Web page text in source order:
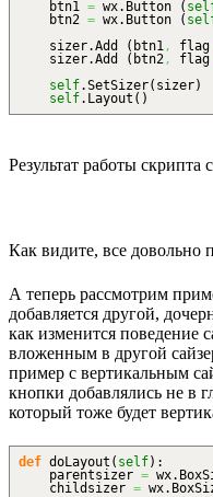
btn1 = wx. Button (
btn2 = wx. Button (
sizer.Add ( btn1 , flag
sizer.Add ( btn2 , flag
self.SetSizer( sizer)
self. Layout ( )
Результат работы
Как видите, все довольно
А теперь рассмотрим
добавляется другой,
как изменится поведение
вложенным в другой
пример с вертикальным
кнопки добавлялись не в
который тоже будет
def doLayout ( self) :
parentsizer = wx.
childsizer = wx.